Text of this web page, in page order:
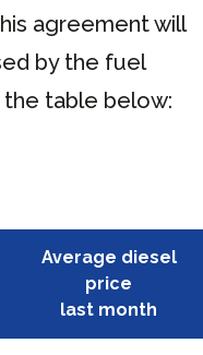
agreement will
by the fuel
table below:
Average diesel
price
last month